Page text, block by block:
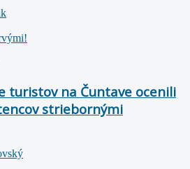
turistov na Čuntave ocenili
striebornými